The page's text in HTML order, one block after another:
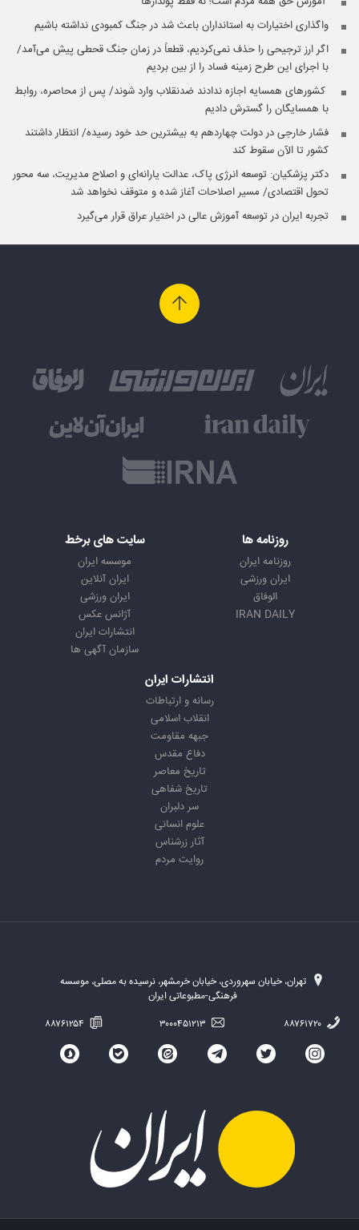
واگذاری اختیارات به استانداران باعث شد در جنگ کمبودی نداشته باشیم
اگر ارز ترجیحی را حذف نمی‌کردیم، قطعاً در زمان جنگ قحطی پیش می‌آمد/
با اجرای این طرح زمینه فساد را از بین بردیم
️ کشورهای همسایه اجازه ندادند ضدنقلاب وارد شوند/ پس از محاصره، روابط
با همسایگان را گسترش دادیم
فشار خارجی در دولت چهاردهم به بیشترین حد خود رسیده/ انتظار داشتند
کشور تا الآن سقوط کند
دکتر پزشکیان: توسعه انرژی پاک، عدالت یارانه‌ای و اصلاح مدیریت، سه محور
تحول اقتصادی/ مسیر اصلاحات آغاز شده و متوقف نخواهد شد
تجربه ایران در توسعه آموزش عالی در اختیار عراق قرار می‌گیرد
روزنامه ها
روزنامه ایران
ایران ورزشی
الوفاق
IRAN DAILY
سایت های برخط
موسسه ایران
ایران آنلاین
ایران ورزشی
آژانس عکس
انتشارات ایران
سازمان آگهی ها
انتشارات ایران
رسانه و ارتباطات
انقلاب اسلامی
جبهه مقاومت
دفاع مقدس
تاریخ معاصر
تاریخ شفاهی
سر دلبران
علوم انسانی
آثار زرشناس
روایت مردم
تهران، خیابان سهروردی، خیابان خرمشهر، نرسیده به مصلی، موسسه
فرهنگی-مطبوعاتی ایران